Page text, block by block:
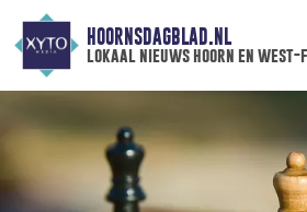
HOORNSDAGBLAD.NL
lokaal nieuws hoorn en